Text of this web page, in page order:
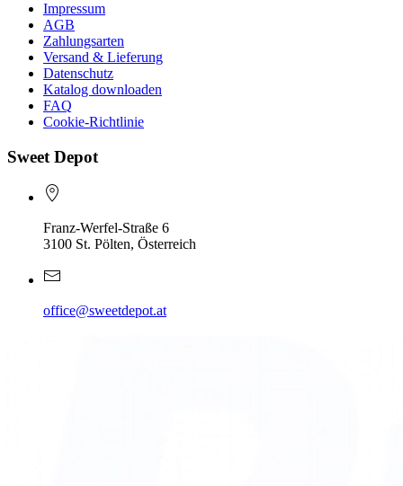
Impressum
AGB
Zahlungsarten
Versand & Lieferung
Datenschutz
Katalog downloaden
FAQ
Cookie-Richtlinie
Sweet Depot
Franz-Werfel-Straße 6
3100 St. Pölten, Österreich
office@sweetdepot.at